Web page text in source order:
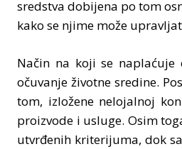
sredstva dobijena po tom
kako se njime može
Način na koji se naplaćuje
očuvanje životne sredine.
tom, izložene nelojalnoj
proizvode i usluge. Osim
utvrđenih kriterijuma, dok